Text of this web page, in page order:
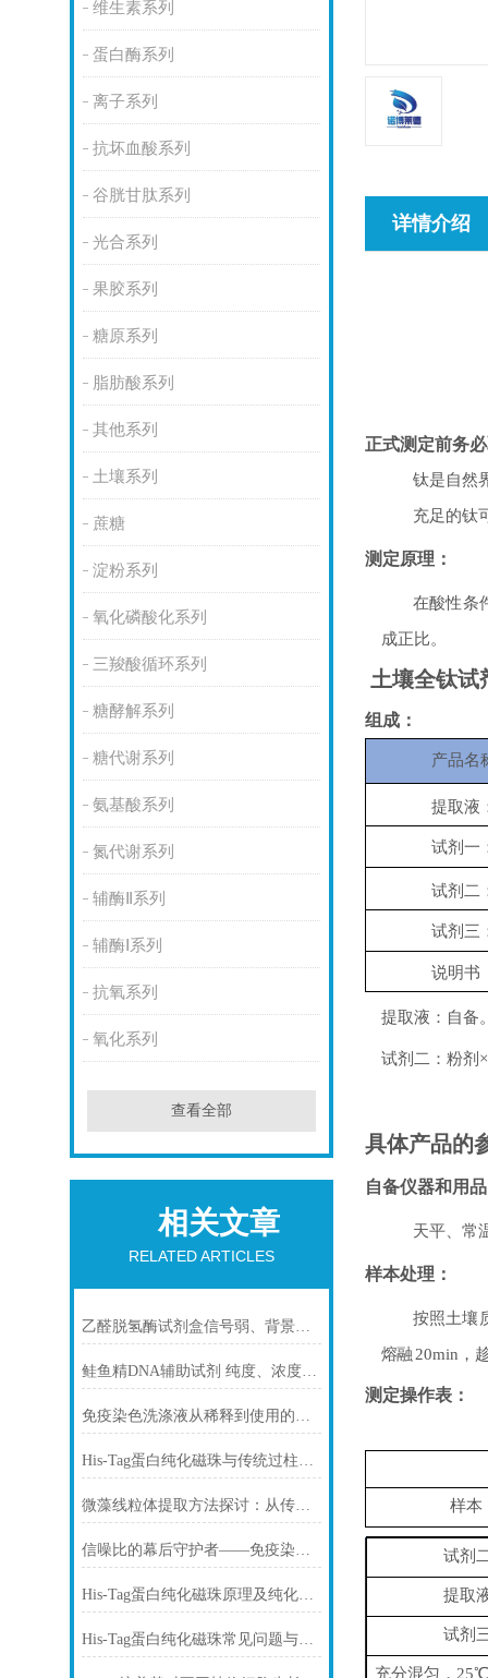
维生素系列
蛋白酶系列
离子系列
抗坏血酸系列
谷胱甘肽系列
光合系列
果胶系列
糖原系列
脂肪酸系列
其他系列
土壤系列
蔗糖
淀粉系列
氧化磷酸化系列
三羧酸循环系列
糖酵解系列
糖代谢系列
氨基酸系列
氮代谢系列
辅酶Ⅱ系列
辅酶Ⅰ系列
抗氧系列
氧化系列
查看全部
相关文章
RELATED ARTICLES
乙醛脱氢酶试剂盒信号弱、背景高、重复性差怎么办？
鲑鱼精DNA辅助试剂 纯度、浓度与稳定性对实验结果的影响
免疫染色洗涤液从稀释到使用的完整流程
His-Tag蛋白纯化磁珠与传统过柱层析纯化方式
微藻线粒体提取方法探讨：从传统技术到试剂盒方案
信噪比的幕后守护者——免疫染色洗涤液的科学原理与核心价值
His-Tag蛋白纯化磁珠原理及纯化步骤
His-Tag蛋白纯化磁珠常见问题与解决方案
详情介绍
正式测定前务
钛是自然
充足的钛
测定原理：
在酸性条
成正比。
土壤全钛试
组成：
产品名
提取液
试剂一
试剂二
试剂三
说明书
提取液：自备
试剂二：粉剂
具体产品的
自备仪器和用
天平、常
样本处理：
按照土壤
熔融 20min ，
测定操作表：
样本
试剂
提取
试剂
充分混匀， 25℃